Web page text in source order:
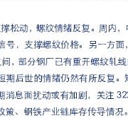
，石脑油裂解的走强也难
跟不动，back的加深不是
近期偏强运行，上周涨跌
，欧美价格上涨100美元/
披露25Q1减产计划。而在
去库周期中下游纸厂对原
格局不变，，本周纸浆回
有所好转+针叶浆库存压